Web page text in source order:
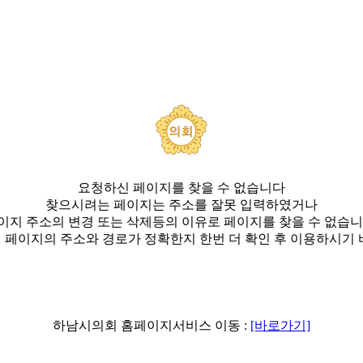
요청하신 페이지를 찾을 수 없습니다
찾으시려는 페이지는 주소를 잘못 입력하였거나
지 주소의 변경 또는 삭제등의 이유로 페이지를 찾을 수 없습
페이지의 주소와 경로가 정확한지 한번 더 확인 후 이용하시기
하남시의회 홈페이지서비스 이동 : [바로가기]